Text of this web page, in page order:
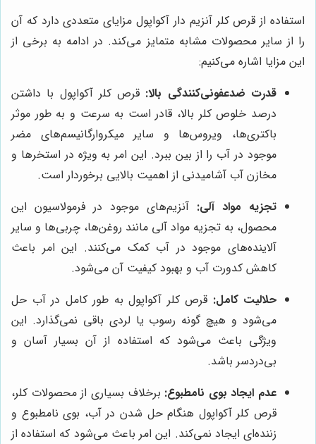
استفاده از قرص کلر آنزیم دار آکواپول مزایای متعددی دارد که آن
را از سایر محصولات مشابه متمایز می‌کند. در ادامه به برخی از
این مزایا اشاره می‌کنیم:
قدرت ضدعفونی‌کنندگی بالا: قرص کلر آکواپول با داشتن
درصد خلوص کلر بالا، قادر است به سرعت و به طور موثر
باکتری‌ها، ویروس‌ها و سایر میکروارگانیسم‌های مضر
موجود در آب را از بین ببرد. این امر به ویژه در استخرها و
مخازن آب آشامیدنی از اهمیت بالایی برخوردار است.
تجزیه مواد آلی: آنزیم‌های موجود در فرمولاسیون این
محصول، به تجزیه مواد آلی مانند روغن‌ها، چربی‌ها و سایر
آلاینده‌های موجود در آب کمک می‌کنند. این امر باعث
کاهش کدورت آب و بهبود کیفیت آن می‌شود.
حلالیت کامل: قرص کلر آکواپول به طور کامل در آب حل
می‌شود و هیچ گونه رسوب یا لردی باقی نمی‌گذارد. این
ویژگی باعث می‌شود که استفاده از آن بسیار آسان و
بی‌دردسر باشد.
عدم ایجاد بوی نامطبوع: برخلاف بسیاری از محصولات کلر،
قرص کلر آکواپول هنگام حل شدن در آب، بوی نامطبوع و
زننده‌ای ایجاد نمی‌کند. این امر باعث می‌شود که استفاده از